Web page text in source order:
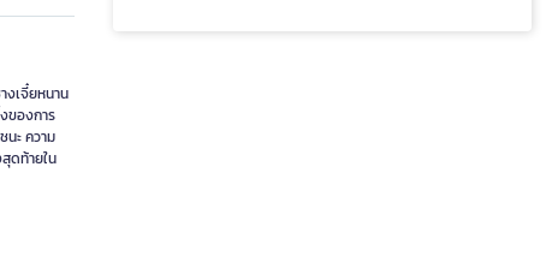
งเจี๋ยหนาน
ของการ
นะ ความ
ดท้ายใน